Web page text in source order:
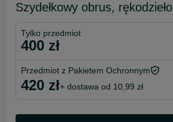
Szydełkowy obrus, rękodzieło
Tylko przedmiot
400 zł
Przedmiot z Pakietem Ochronnym
420 zł+ dostawa od 10,99 zł